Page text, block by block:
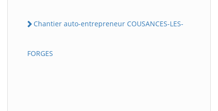
Chantier auto-entrepreneur COUSANCES-LES-
FORGES